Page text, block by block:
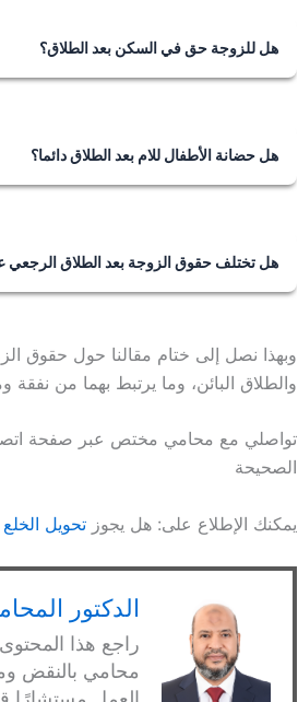
هل للزوجة حق في السكن بعد الطلاق؟
هل حضانة الأطفال للام بعد الطلاق دائما؟
هل تختلف حقوق الزوجة بعد الطلاق الرجعي
وبهذا نصل إلى ختام مقالنا حول حقوق
والطلاق البائن، وما يرتبط بهما من
تواصلي مع محامي مختص عبر صفحة اتصل
الصحيحة
يمكنك الإطلاع على: هل يجوز تحويل
الدكتور
راجع هذا